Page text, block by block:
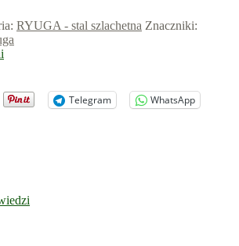
RYUGA - stal szlachetna Znaczniki:
Telegram
WhatsApp